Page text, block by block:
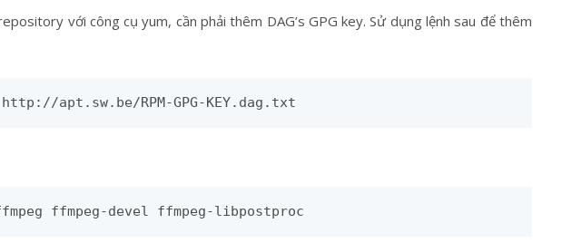
với công cụ yum, cần phải thêm DAG’s GPG key. Sử dụng lệnh sau để thêm
apt.sw.be/RPM-GPG-KEY.dag.txt
ffmpeg-devel ffmpeg-libpostproc